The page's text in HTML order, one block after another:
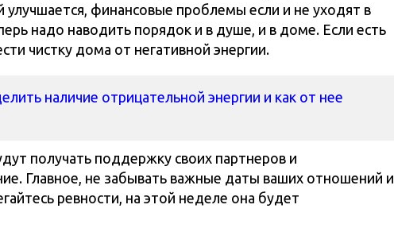
финансовые проблемы если и не уходят в
надо наводить порядок и в душе, и в доме. Если есть
чистку дома от негативной энергии.
наличие отрицательной энергии и как от нее
получать поддержку своих партнеров и
Главное, не забывать важные даты ваших отношений и
ревности, на этой неделе она будет